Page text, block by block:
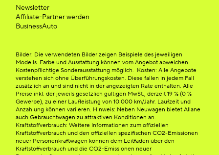
Newsletter
Affiliate-Partner werden
BusinessAuto
Bilder: Die verwendeten Bilder zeigen Beispiele des jeweiligen
Modells. Farbe und Ausstattung können vom Angebot abweichen.
Kostenpflichtige Sonderausstattung möglich. Kosten: Alle Angebote
verstehen sich ohne Überführungskosten. Diese fallen in jedem Fall
zusätzlich an und sind nicht in der angezeigten Rate enthalten. Alle
Preise inkl. der jeweils gesetzlich gültigen MwSt., derzeit 19 % (0 %
Gewerbe), zu einer Laufleistung von 10.000 km/Jahr. Laufzeit und
Anzahlung können variieren. Hinweis: Neben Neuwagen bietet Allane
auch Gebrauchtwagen zu attraktiven Konditionen an.
Kraftstoffverbrauch: Weitere Informationen zum offiziellen
Kraftstoffverbrauch und den offiziellen spezifischen CO2-Emissionen
neuer Personenkraftwagen können dem Leitfaden über den
Kraftstoffverbrauch und die CO2-Emissionen neuer